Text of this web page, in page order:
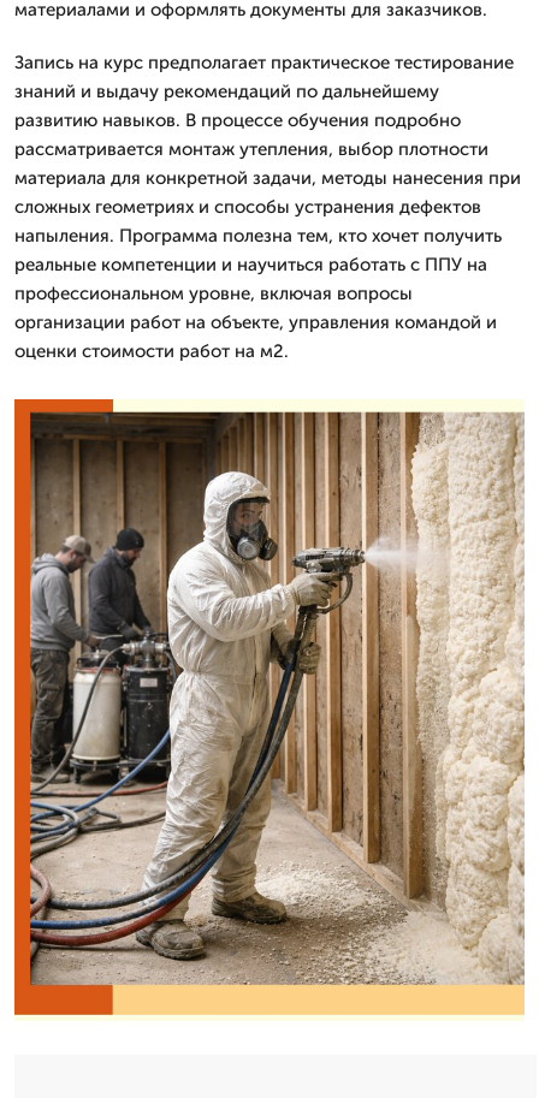
материалами и оформлять документы для заказчиков.
Запись на курс предполагает практическое тестирование
знаний и выдачу рекомендаций по дальнейшему
развитию навыков. В процессе обучения подробно
рассматривается монтаж утепления, выбор плотности
материала для конкретной задачи, методы нанесения при
сложных геометриях и способы устранения дефектов
напыления. Программа полезна тем, кто хочет получить
реальные компетенции и научиться работать с ППУ на
профессиональном уровне, включая вопросы
организации работ на объекте, управления командой и
оценки стоимости работ на м2.